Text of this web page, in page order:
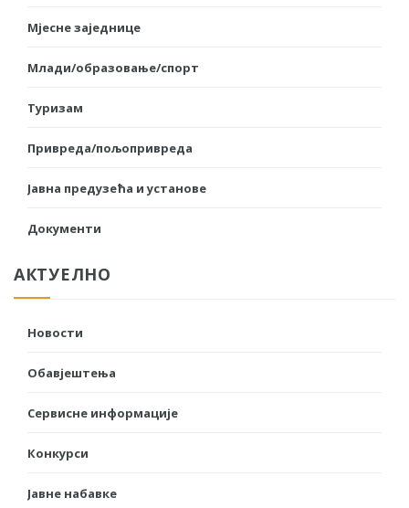
Мјесне заједнице
Млади/образовање/спорт
Туризам
Привреда/пољопривреда
Јавна предузећа и установе
Документи
АКТУЕЛНО
Новости
Обавјештења
Сервисне информације
Конкурси
Јавне набавке